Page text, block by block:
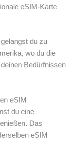
eSIM-Karte
du zu
wo du die
Bedürfnissen
eSIM
du eine
Das
eSIM